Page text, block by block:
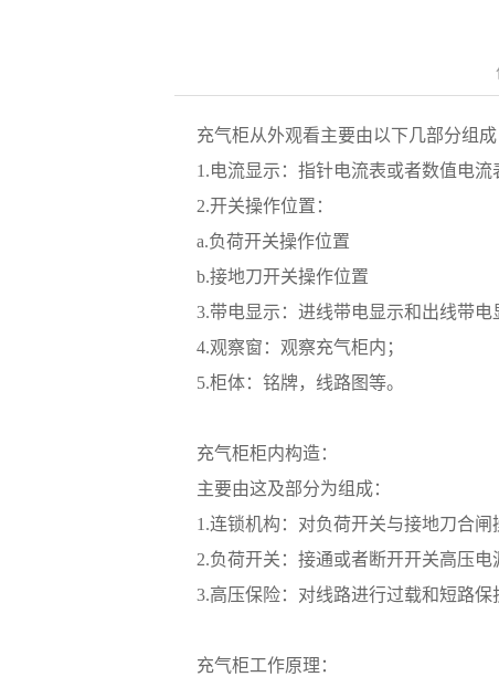
充气柜从外观看主要由以下几部分组成
1.电流显示：指针电流表或者数值电流
2.开关操作位置：
a.负荷开关操作位置
b.接地刀开关操作位置
3.带电显示：进线带电显示和出线带电
4.观察窗：观察充气柜内；
5.柜体：铭牌，线路图等。
充气柜柜内构造：
主要由这及部分为组成：
1.连锁机构：对负荷开关与接地刀合闸
2.负荷开关：接通或者断开开关高压电
3.高压保险：对线路进行过载和短路保
充气柜工作原理：